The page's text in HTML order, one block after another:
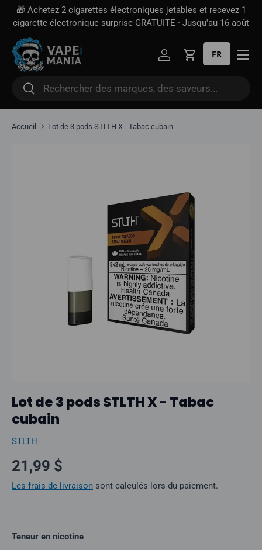
Aller directement au contenu
🎁 Achetez 2 cigarettes électroniques jetables et recevez 1
cigarette électronique surprise GRATUITE · Jusqu'au 16 août
Rechercher
Rechercher
Se connecter
Panier
FR
Accueil Lot de 3 pods STLTH X - Tabac cubain
Lot de 3 pods STLTH X - Tabac
cubain
STLTH
Prix normal
21,99 $
Les frais de livraison sont calculés lors du paiement.
Teneur en nicotine